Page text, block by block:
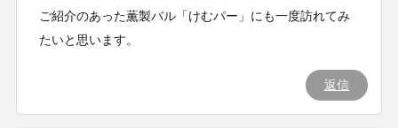
ご紹介のあった薫製バル「けむパー」にも一度訪れてみ
たいと思います。
返信